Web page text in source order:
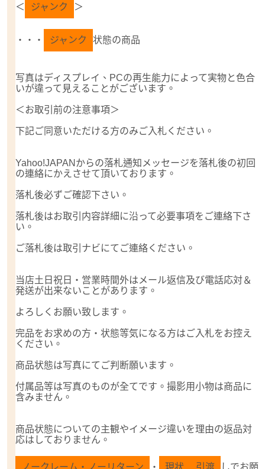
＜ ジャンク ＞
・・・ ジャンク 状態の商品
写真はディスプレイ、PCの再生能力によって実物と色合
いが違って見えることがございます。
＜お取引前の注意事項＞
下記ご同意いただける方のみご入札ください。
Yahoo!JAPANからの落札通知メッセージを落札後の初回
の連絡にかえさせて頂いております。
落札後必ずご確認下さい。
落札後はお取引内容詳細に沿って必要事項をご連絡下さ
い。
ご落札後は取引ナビにてご連絡ください。
当店土日祝日・営業時間外はメール返信及び電話応対＆
発送が出来ないことがあります。
よろしくお願い致します。
完品をお求めの方・状態等気になる方はご入札をお控え
ください。
商品状態は写真にてご判断願います。
付属品等は写真のものが全てです。撮影用小物は商品に
含みません。
商品状態についての主観やイメージ違いを理由の返品対
応はしておりません。
ノークレーム・ノーリターン ・ 現状 引渡 しでお願